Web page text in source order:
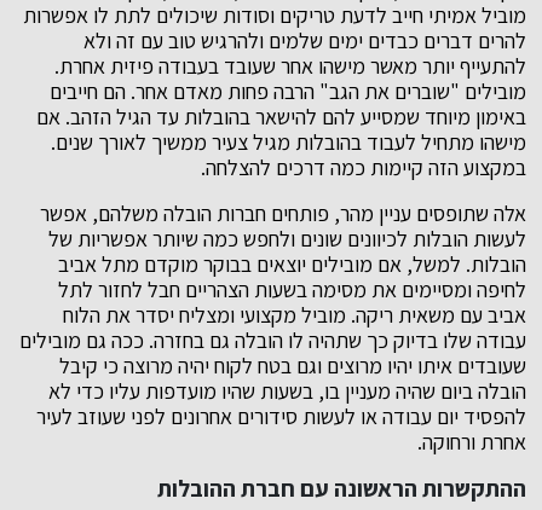
מוביל אמיתי חייב לדעת טריקים וסודות שיכולים לתת לו אפשרות
להרים דברים כבדים ימים שלמים ולהרגיש טוב עם זה ולא
להתעייף יותר מאשר מישהו אחר שעובד בעבודה פיזית אחרת.
מובילים "שוברים את הגב" הרבה פחות מאדם אחר. הם חייבים
באימון מיוחד שמסייע להם להישאר בהובלות עד הגיל הזהב. אם
מישהו מתחיל לעבוד בהובלות מגיל צעיר ממשיך לאורך שנים.
במקצוע הזה קיימות כמה דרכים להצלחה.
אלה שתופסים עניין מהר, פותחים חברות הובלה משלהם, אפשר
לעשות הובלות לכיוונים שונים ולחפש כמה שיותר אפשריות של
הובלות. למשל, אם מובילים יוצאים בבוקר מוקדם מתל אביב
לחיפה ומסיימים את מסימה בשעות הצהריים חבל לחזור לתל
אביב עם משאית ריקה. מוביל מקצועי ומצליח יסדר את הלוח
עבודה שלו בדיוק כך שתהיה לו הובלה גם בחזרה. ככה גם מובילים
שעובדים איתו יהיו מרוצים וגם בטח לקוח יהיה מרוצה כי קיבל
הובלה ביום שהיה מעניין בו, בשעות שהיו מועדפות עליו כדי לא
להפסיד יום עבודה או לעשות סידורים אחרונים לפני שעוזב לעיר
אחרת ורחוקה.
ההתקשרות הראשונה עם חברת ההובלות